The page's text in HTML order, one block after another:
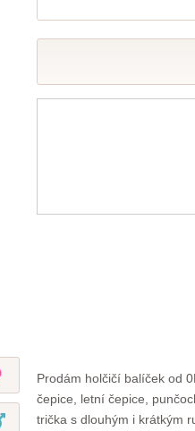
Prodám holčičí balíček od
čepice, letní čepice,
trička s dlouhým i krátkým